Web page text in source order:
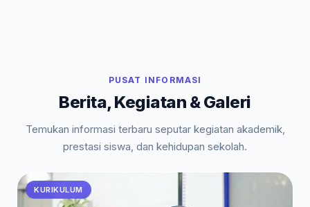
PUSAT INFORMASI
Berita, Kegiatan & Galeri
Temukan informasi terbaru seputar kegiatan akademik,
prestasi siswa, dan kehidupan sekolah.
KURIKULUM